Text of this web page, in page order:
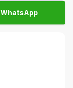
WhatsApp